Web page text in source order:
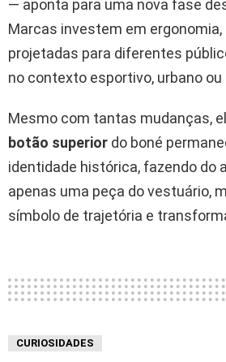
— aponta para uma nova fase
Marcas investem em
projetadas para diferentes
no contexto esportivo, urbano ou
Mesmo com tantas mudanças,
botão superior do boné
identidade histórica, fazendo do
apenas uma peça do vestuário,
símbolo de trajetória e
CURIOSIDADES